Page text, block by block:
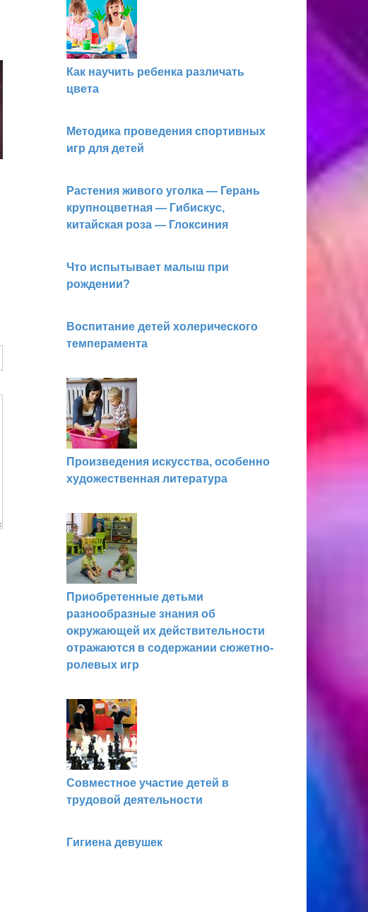
Как научить ребенка различать
цвета
Методика проведения спортивных
игр для детей
Растения живого уголка — Герань
крупноцветная — Гибискус,
китайская роза — Глоксиния
Что испытывает малыш при
рождении?
Воспитание детей холерического
темперамента
Произведения искусства, особенно
художественная литература
Приобретенные детьми
разнообразные знания об
окружающей их действительности
отражаются в содержании сюжетно-
ролевых игр
Совместное участие детей в
трудовой деятельности
Гигиена девушек